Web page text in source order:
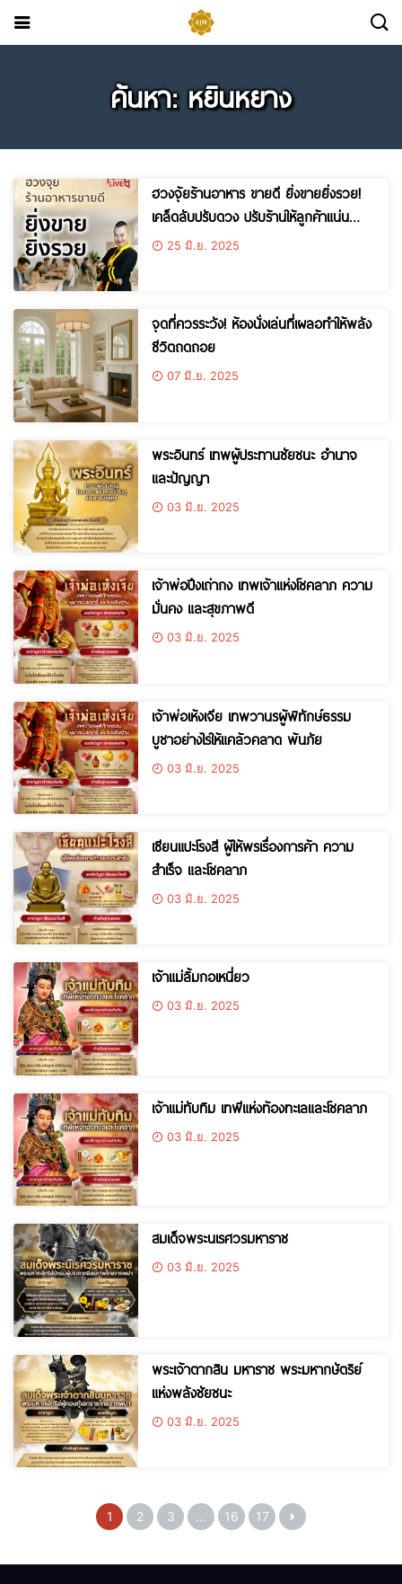
ค้นหา: หยินหยาง
ฮวงจุ้ยร้านอาหาร ขายดี ยิ่งขายยิ่งรวย!
เคล็ดลับปรับดวง ปรับร้านให้ลูกค้าแน่น
ตลอดปี
25 มิ.ย. 2025
จุดที่ควรระวัง! ห้องนั่งเล่นที่เผลอทำให้พลัง
ชีวิตถดถอย
07 มิ.ย. 2025
พระอินทร์ เทพผู้ประทานชัยชนะ อำนาจ
และปัญญา
03 มิ.ย. 2025
เจ้าพ่อปึงเถ่ากง เทพเจ้าแห่งโชคลาภ ความ
มั่นคง และสุขภาพดี
03 มิ.ย. 2025
เจ้าพ่อเห้งเจีย เทพวานรผู้พิทักษ์ธรรม
บูชาอย่างไรให้แคล้วคลาด พ้นภัย
03 มิ.ย. 2025
เซียนแปะโรงสี ผู้ให้พรเรื่องการค้า ความ
สำเร็จ และโชคลาภ
03 มิ.ย. 2025
เจ้าแม่ลิ้มกอเหนี่ยว
03 มิ.ย. 2025
เจ้าแม่ทับทิม เทพีแห่งท้องทะเลและโชคลาภ
03 มิ.ย. 2025
สมเด็จพระนเรศวรมหาราช
03 มิ.ย. 2025
พระเจ้าตากสิน มหาราช พระมหากษัตริย์
แห่งพลังชัยชนะ
03 มิ.ย. 2025
1 2 3 … 16 17